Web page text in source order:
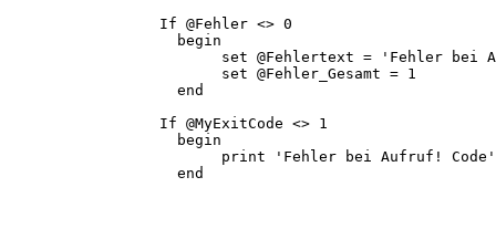
                 If @Fehler <> 0
                   begin
set @Fehlertext = 'Fehler bei
                        set @Fehler_Gesamt = 1
                   end
                 If @MyExitCode <> 1
                   begin
print 'Fehler bei Aufruf!
                   end